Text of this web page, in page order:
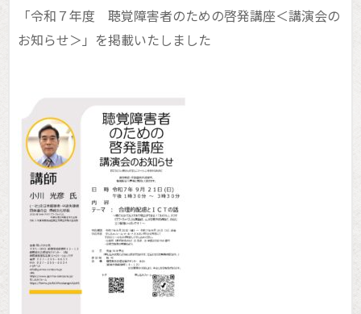
ボランティア室利用
お知らせ
「令和７年度 聴覚障害者のための啓発講座＜講演会の
お知らせ＞」を掲載いたしました